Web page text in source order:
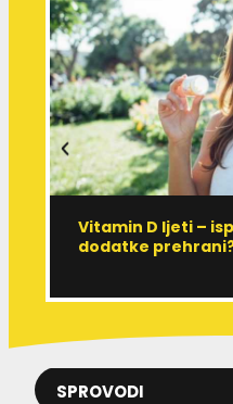
SPROVODI
Vitamin D ljeti –
dodatke